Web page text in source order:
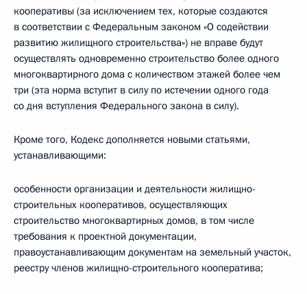
кооперативы (за исключением тех, которые создаются
в соответствии с Федеральным законом «О содействии
развитию жилищного строительства») не вправе будут
осуществлять одновременно строительство более одного
многоквартирного дома с количеством этажей более чем
три (эта норма вступит в силу по истечении одного года
со дня вступления Федерального закона в силу).
Кроме того, Кодекс дополняется новыми статьями,
устанавливающими:
особенности организации и деятельности жилищно-
строительных кооперативов, осуществляющих
строительство многоквартирных домов, в том числе
требования к проектной документации,
правоустанавливающим документам на земельный участок,
реестру членов жилищно-строительного кооператива;